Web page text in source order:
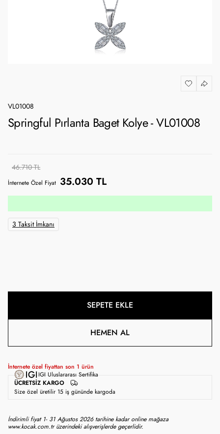
VL01008
Springful Pırlanta Baget Kolye - VL01008
46.710 TL
İnternete Özel Fiyat 35.030 TL
3 Taksit İmkanı
SEPETE EKLE
HEMEN AL
İnternete özel fiyattan son 1 ürün
ÜCRETSIZ KARGO
IGI Uluslararası Sertifika
Size özel üretilir 15 iş gününde kargoda
İndirimli fiyat 1- 31 Ağustos 2026 tarihine kadar online mağaza
www.kocak.com.tr üzerindeki alışverişlerde geçerlidir.